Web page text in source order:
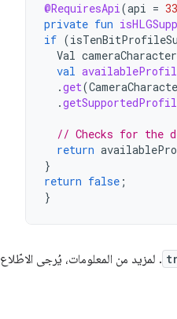
@RequiresApi(api = 33
private fun
if (
Val
val
.get(
.
// Checks for the
return
}
return false ;
}
. لمزيد من المعلومات، يُرجى الاطّلاع